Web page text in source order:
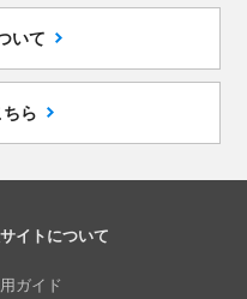
いて
ら
イトについて
ガイド